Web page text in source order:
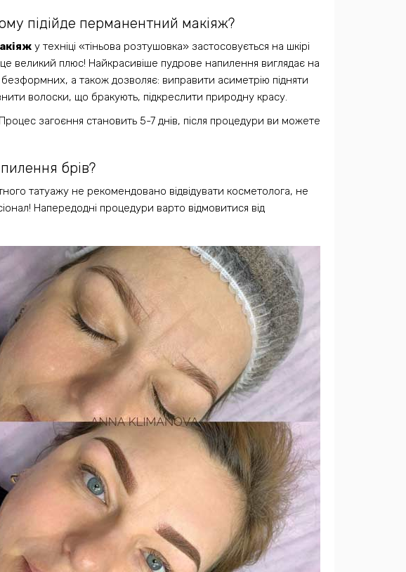
підійде перманентний макіяж?
у техніці «тіньова розтушовка» застосовується на шкірі
великий плюс! Найкрасивіше пудрове напилення виглядає на
а також дозволяє: виправити асиметрію підняти
волоски, що бракують, підкреслити природну красу.
загоєння становить 5-7 днів, після процедури ви можете
брів?
татуажу не рекомендовано відвідувати косметолога, не
Напередодні процедури варто відмовитися від